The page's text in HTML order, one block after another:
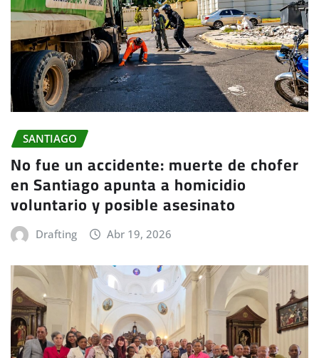
SANTIAGO
No fue un accidente: muerte de chofer
en Santiago apunta a homicidio
voluntario y posible asesinato
Drafting Abr 19, 2026